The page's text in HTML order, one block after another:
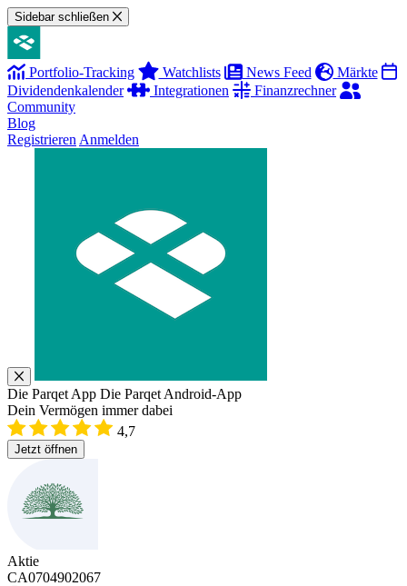
Sidebar schließen
Portfolio-Tracking Watchlists News Feed
Märkte
Dividendenkalender
Integrationen
Finanzrechner
Community
Blog
Registrieren Anmelden
Die Parqet App Die Parqet Android-App
Dein Vermögen immer dabei
4,7
Jetzt öffnen
Aktie
CA0704902067